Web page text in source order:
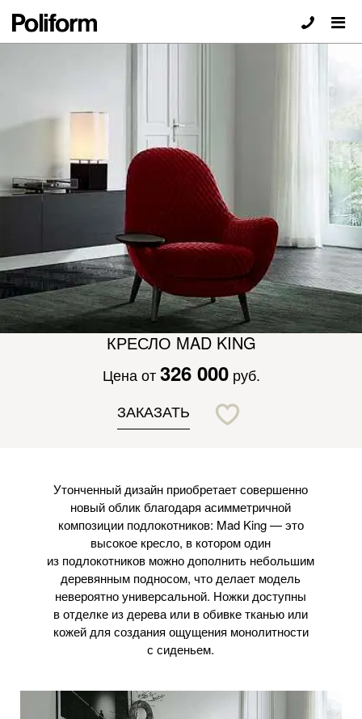
КРЕСЛО MAD KING
Цена от 326 000 руб.
ЗАКАЗАТЬ
Утонченный дизайн приобретает совершенно
новый облик благодаря асимметричной
композиции подлокотников: Mad King — это
высокое кресло, в котором один
из подлокотников можно дополнить небольшим
деревянным подносом, что делает модель
невероятно универсальной. Ножки доступны
в отделке из дерева или в обивке тканью или
кожей для создания ощущения монолитности
с сиденьем.